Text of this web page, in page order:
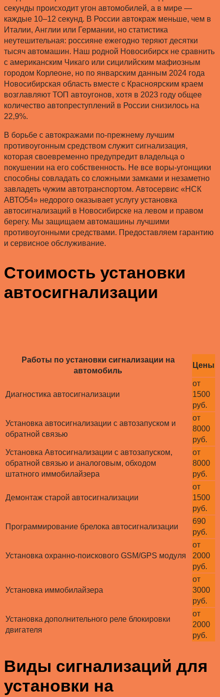
секунды происходит угон автомобилей, а в мире —
каждые 10–12 секунд. В России автокраж меньше, чем в
Италии, Англии или Германии, но статистика
неутешительная: россияне ежегодно теряют десятки
тысяч автомашин. Наш родной Новосибирск не сравнить
с американским Чикаго или сицилийским мафиозным
городом Корлеоне, но по январским данным 2024 года
Новосибирская область вместе с Красноярским краем
возглавляют ТОП автоугонов, хотя в 2023 году общее
количество автопреступлений в России снизилось на
22,9%.
В борьбе с автокражами по-прежнему лучшим
противоугонным средством служит сигнализация,
которая своевременно предупредит владельца о
покушении на его собственность. Не все воры-угонщики
способны совладать со сложными замками и незаметно
завладеть чужим автотранспортом. Автосервис «НСК
АВТО54» недорого оказывает услугу установка
автосигнализаций в Новосибирске на левом и правом
берегу. Мы защищаем автомашины лучшими
противоугонными средствами. Предоставляем гарантию
и сервисное обслуживание.
Стоимость установки
автосигнализации
Работы по установки сигнализации на
автомобиль
Цены
Диагностика автосигнализации
от
1500
руб.
Установка автосигнализации с автозапуском и
обратной связью
от
8000
руб.
Установка Автосигнализации с автозапуском,
обратной связью и аналоговым, обходом
штатного иммобилайзера
от
8000
руб.
Демонтаж старой автосигнализации
от
1500
руб.
Программирование брелока автосигнализации
690
руб.
Установка охранно-поискового GSM/GPS модуля
от
2000
руб.
Установка иммобилайзера
от
3000
руб.
Установка дополнительного реле блокировки
двигателя
от
2000
руб.
Виды сигнализаций для
установки на